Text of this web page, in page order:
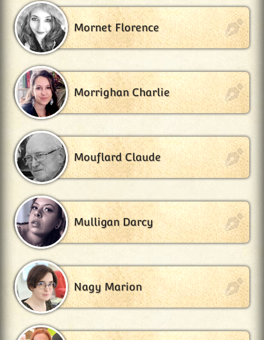
Mornet Florence
Morrighan Charlie
Mouflard Claude
Mulligan Darcy
Nagy Marion